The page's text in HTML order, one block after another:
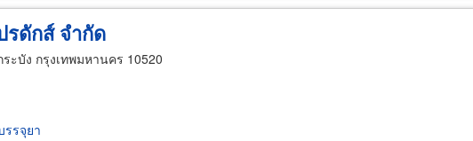
ดักส์ จำกัด
ะบัง กรุงเทพมหานคร 10520
รจุยา